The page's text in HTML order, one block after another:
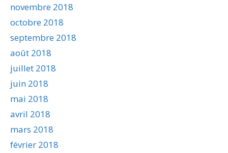
novembre 2018
octobre 2018
septembre 2018
août 2018
juillet 2018
juin 2018
mai 2018
avril 2018
mars 2018
février 2018